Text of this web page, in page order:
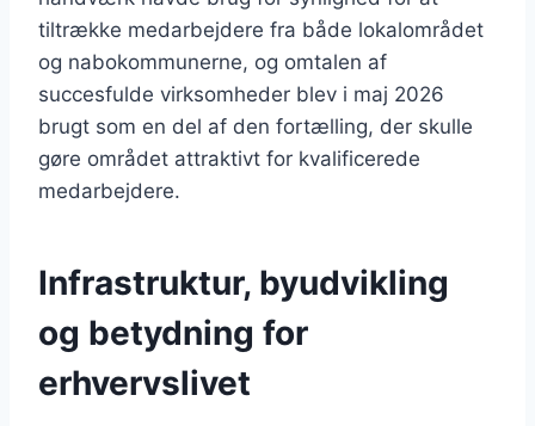
tiltrække medarbejdere fra både lokalområdet
og nabokommunerne, og omtalen af
succesfulde virksomheder blev i maj 2026
brugt som en del af den fortælling, der skulle
gøre området attraktivt for kvalificerede
medarbejdere.
Infrastruktur, byudvikling
og betydning for
erhvervslivet